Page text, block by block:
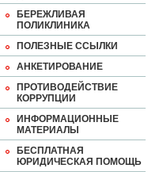
БЕРЕЖЛИВАЯ
ПОЛИКЛИНИКА
ПОЛЕЗНЫЕ ССЫЛКИ
АНКЕТИРОВАНИЕ
ПРОТИВОДЕЙСТВИЕ
КОРРУПЦИИ
ИНФОРМАЦИОННЫЕ
МАТЕРИАЛЫ
БЕСПЛАТНАЯ
ЮРИДИЧЕСКАЯ ПОМОЩЬ